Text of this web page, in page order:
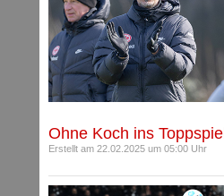
Ohne Koch ins Toppspiel
Erstellt am 22.02.2025 um 05:00 Uhr